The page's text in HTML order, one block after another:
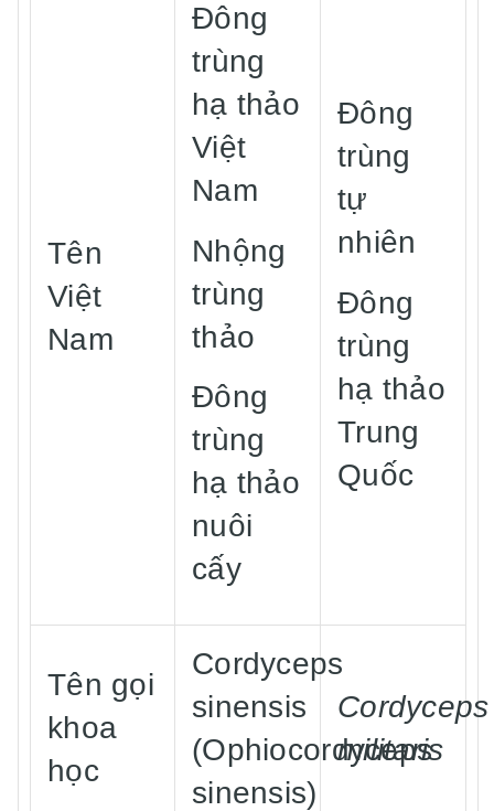
Tên
Việt
Nam
Đông
trùng
hạ thảo
Việt
Nam
Nhộng
trùng
thảo
Đông
trùng
hạ thảo
nuôi
cấy
Đông
trùng
tự
nhiên
Đông
trùng
hạ thảo
Trung
Quốc
Tên gọi
khoa
học
Cordyceps
sinensis
(Ophiocordyceps
sinensis)
Cordyceps
militaris